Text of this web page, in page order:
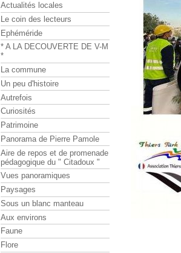
Actualités locales
Le coin des lecteurs
Ephéméride
* A LA DECOUVERTE DE V-M
*
La commune
Un peu d'histoire
Autrefois
Curiosités
Patrimoine
Panorama de Pierre Pamole
Aire de repos et de promenade
pédagogique du " Citadoux "
Vues panoramiques
Paysages
Sous un blanc manteau
Aux environs
Faune
Flore